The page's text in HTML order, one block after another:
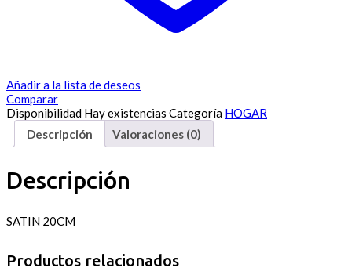
Añadir a la lista de deseos
Comparar
Disponibilidad Hay existencias Categoría HOGAR
Descripción
Valoraciones (0)
Descripción
SATIN 20CM
Productos relacionados